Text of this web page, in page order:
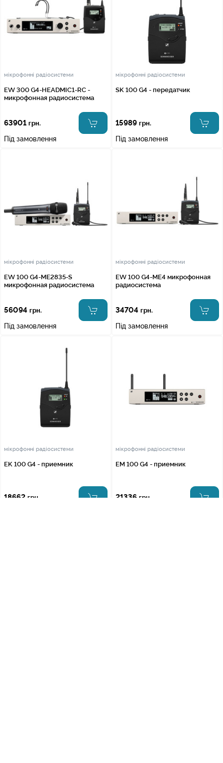
мікрофонні радіосистеми
EW 300 G4-HEADMIC1-RC -
микрофонная радиосистема
63901 грн.
Під замовлення
мікрофонні радіосистеми
SK 100 G4 - передатчик
15989 грн.
Під замовлення
мікрофонні радіосистеми
EW 100 G4-ME2835-S
микрофонная радиосистема
56094 грн.
Під замовлення
мікрофонні радіосистеми
EW 100 G4-ME4 микрофонная
радиосистема
34704 грн.
Під замовлення
мікрофонні радіосистеми
EK 100 G4 - приемник
18662 грн.
мікрофонні радіосистеми
EM 100 G4 - приемник
21336 грн.